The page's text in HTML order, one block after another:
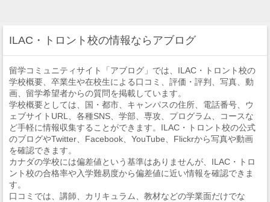
ILAC・トロント校の情報ならアブログ
留学コミュニティサイト「アブログ」では、ILAC・トロント校の
学校概要、卒業生や在校生による口コミ、評価・評判、写真、動
画、留学希望者からの質問を掲載しています。
学校概要としては、国・都市、キャンパスの住所、電話番号、ウ
ェブサイトURL、各種SNS、学部、専攻、プログラム、コースな
ど手軽に情報収集することができます。ILAC・トロント校の公式
のブログやTwitter、Facebook、YouTube、Flickrから写真や動画
を確認できます。
カナダの学校には偏差値という基準はありませんが、ILAC・トロ
ント校の合格率や入学難易度から偏差値に近い情報を確認できま
す。
口コミでは、講師、カリキュラム、教材などの学業面だけでな